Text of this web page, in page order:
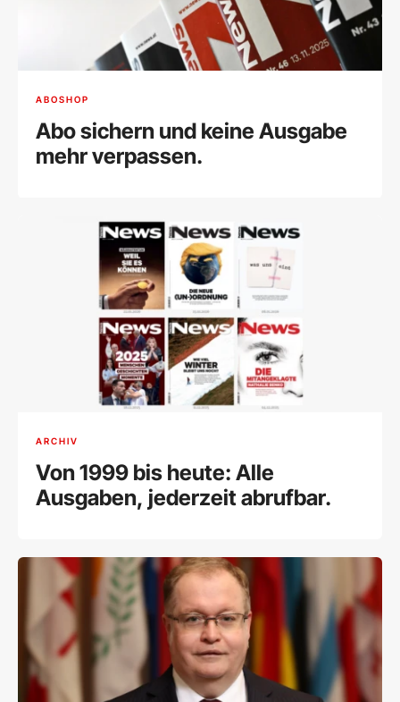
ABOSHOP
Abo sichern und keine Ausgabe
mehr verpassen.
ARCHIV
Von 1999 bis heute: Alle
Ausgaben, jederzeit abrufbar.